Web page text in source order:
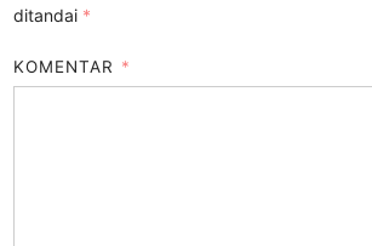
ditandai *
KOMENTAR *